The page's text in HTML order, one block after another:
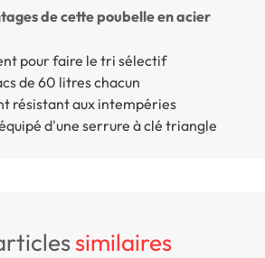
de cette poubelle en acier
pour faire le tri sélectif
de 60 litres chacun
résistant aux intempéries
d'une serrure à clé triangle
similaires